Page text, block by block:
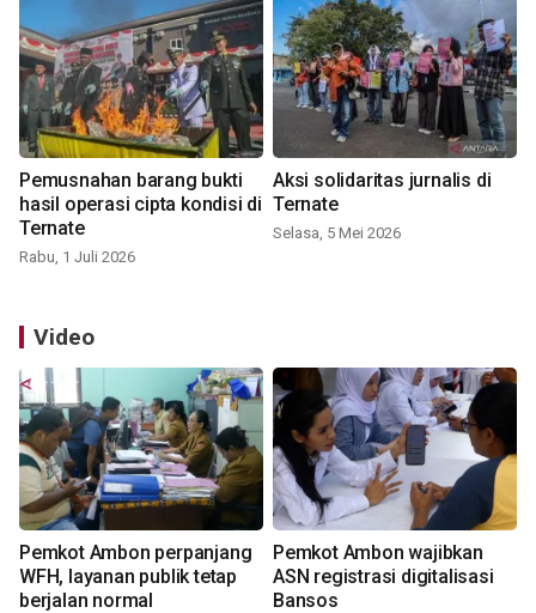
Pemusnahan barang bukti
hasil operasi cipta kondisi di
Ternate
Rabu, 1 Juli 2026
Aksi solidaritas jurnalis di
Ternate
Selasa, 5 Mei 2026
Video
Pemkot Ambon perpanjang
WFH, layanan publik tetap
berjalan normal
Pemkot Ambon wajibkan
ASN registrasi digitalisasi
Bansos